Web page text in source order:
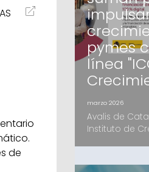
de
catalanesEl
financiación
pymes
línea
marzo 2026
Avalis de
Instituto de
facilitar el